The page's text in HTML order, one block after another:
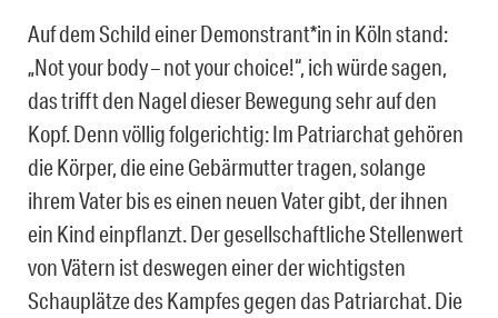
Auf dem Schild einer Demonstrant*in in Köln stand:
„Not your body – not your choice!“, ich würde sagen,
das trifft den Nagel dieser Bewegung sehr auf den
Kopf. Denn völlig folgerichtig: Im Patriarchat gehören
die Körper, die eine Gebärmutter tragen, solange
ihrem Vater bis es einen neuen Vater gibt, der ihnen
ein Kind einpflanzt. Der gesellschaftliche Stellenwert
von Vätern ist deswegen einer der wichtigsten
Schauplätze des Kampfes gegen das Patriarchat. Die